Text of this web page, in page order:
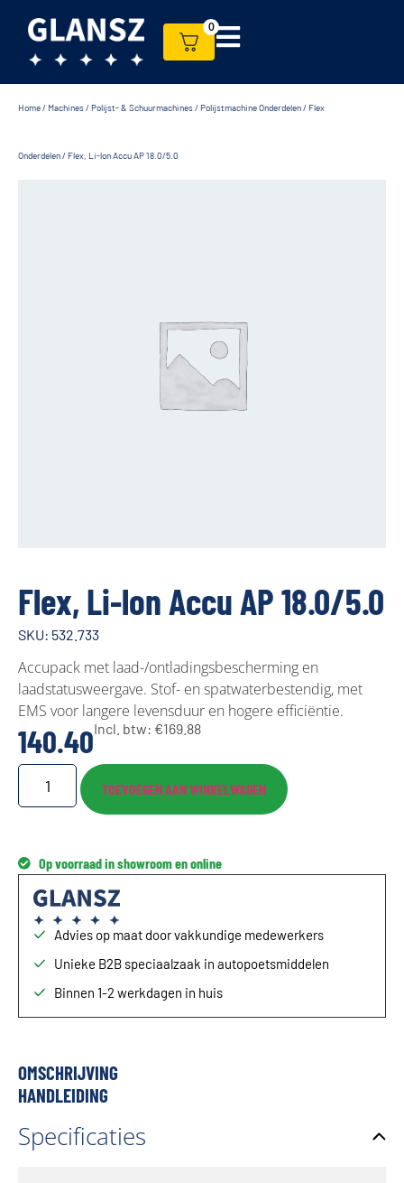
0
Home/ Machines/Polijst- & Schuurmachines/Polijstmachine Onderdelen/ Flex
Onderdelen/ Flex, Li-lon Accu AP 18.0/5.0
Flex, Li-lon Accu AP 18.0/5.0
SKU: 532.733
Accupack met laad-/ontladingsbescherming en
laadstatusweergave. Stof- en spatwaterbestendig, met
EMS voor langere levensduur en hogere efficiëntie.
140.40Incl. btw: €169.88
TOEVOEGEN AAN WINKELWAGEN
Op voorraad in showroom en online
Advies op maat door vakkundige medewerkers
Unieke B2B speciaalzaak in autopoetsmiddelen
Binnen 1-2 werkdagen in huis
OMSCHRIJVING
HANDLEIDING
Specificaties